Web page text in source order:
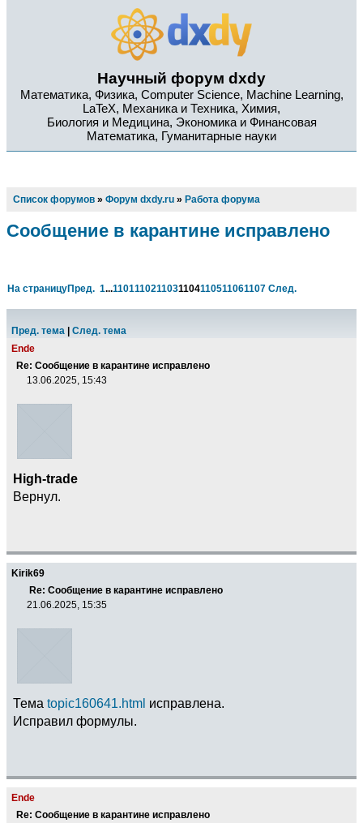
Научный форум dxdy
Математика, Физика, Computer Science, Machine Learning,
LaTeX, Механика и Техника, Химия,
Биология и Медицина, Экономика и Финансовая
Математика, Гуманитарные науки
Список форумов » Форум dxdy.ru » Работа форума
Сообщение в карантине исправлено
На страницуПред. 1...1101110211031104110511061107 След.
Пред. тема
След. тема
Ende
Re: Сообщение в карантине исправлено
13.06.2025, 15:43
High-trade
Вернул.
Kirik69
Re: Сообщение в карантине исправлено
21.06.2025, 15:35
Тема topic160641.html исправлена.
Исправил формулы.
Ende
Re: Сообщение в карантине исправлено